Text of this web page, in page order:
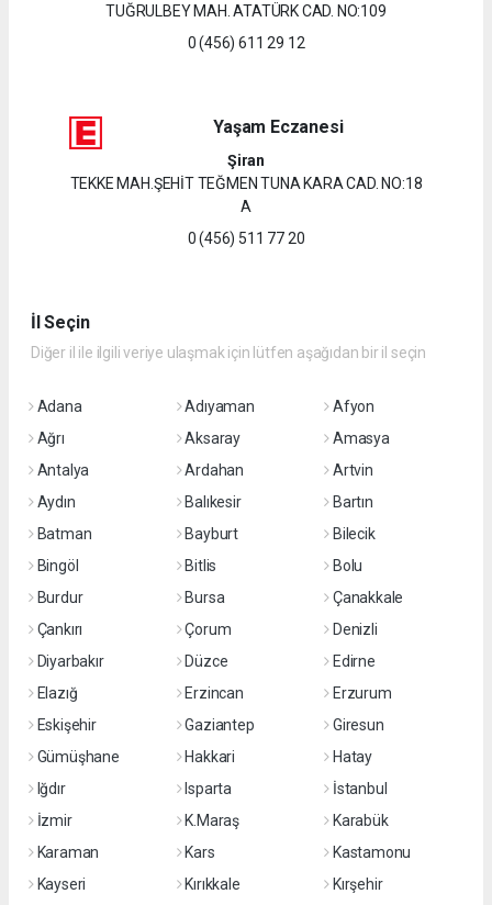
TUĞRULBEY MAH. ATATÜRK CAD. NO:109
0 (456) 611 29 12
Yaşam Eczanesi
Şiran
TEKKE MAH.ŞEHİT TEĞMEN TUNA KARA CAD. NO:18
A
0 (456) 511 77 20
İl Seçin
Diğer il ile ilgili veriye ulaşmak için lütfen aşağıdan bir il seçin
Adana Adıyaman
Afyon
Ağrı
Aksaray
Amasya
Antalya
Ardahan
Artvin
Aydın
Balıkesir
Bartın
Batman
Bayburt
Bilecik
Bingöl
Bitlis
Bolu
Burdur
Bursa
Çanakkale
Çankırı
Çorum
Denizli
Diyarbakır
Düzce
Edirne
Elazığ
Erzincan
Erzurum
Eskişehir
Gaziantep
Giresun
Gümüşhane
Hakkari
Hatay
Iğdır
Isparta
İstanbul
İzmir
K.Maraş
Karabük
Karaman
Kars
Kastamonu
Kayseri
Kırıkkale
Kırşehir